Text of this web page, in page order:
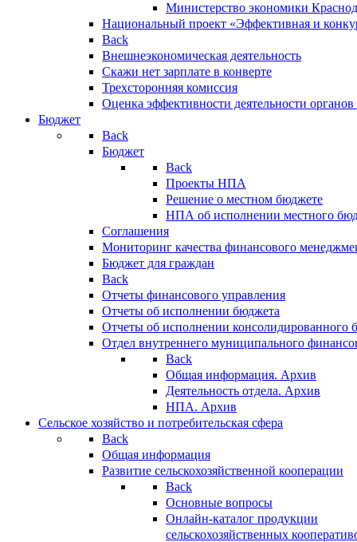
Министерство экономики
Национальный проект «Эффективная и
Back
Внешнеэкономическая деятельность
Скажи нет зарплате в конверте
Трехсторонняя комиссия
Оценка эффективности деятельности
Бюджет
Back
Бюджет
Back
Проекты НПА
Решение о местном бюджете
НПА об исполнении местного
Соглашения
Мониторинг качества финансового
Бюджет для граждан
Back
Отчеты финансового управления
Отчеты об исполнении бюджета
Отчеты об исполнении консолидированного
Отдел внутреннего муниципального
Back
Общая информация. Архив
Деятельность отдела. Архив
НПА. Архив
Сельское хозяйство и потребительская сфера
Back
Общая информация
Развитие сельскохозяйственной кооперации
Back
Основные вопросы
Онлайн-каталог продукции
сельскохозяйственных